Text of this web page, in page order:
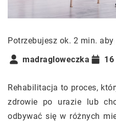
Potrzebujesz ok. 2 min.
madragloweczka
Rehabilitacja to proces,
zdrowie po urazie lub
odbywać się w różnych